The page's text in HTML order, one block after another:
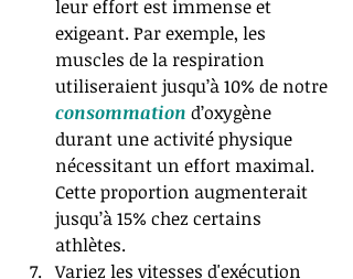
leur effort est immense et
exigeant. Par exemple, les
muscles de la respiration
utiliseraient jusqu’à 10% de notre
consommation d’oxygène
durant une activité physique
nécessitant un effort maximal.
Cette proportion augmenterait
jusqu’à 15% chez certains
athlètes. ​
Variez les vitesses d'exécution